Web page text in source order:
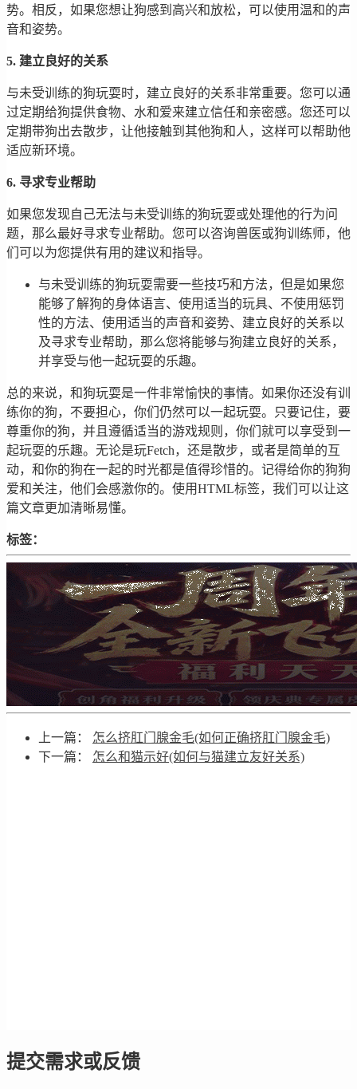
势。相反，如果您想让狗感到高兴和放松，可以使用温和的声
音和姿势。
5. 建立良好的关系
与未受训练的狗玩耍时，建立良好的关系非常重要。您可以通
过定期给狗提供食物、水和爱来建立信任和亲密感。您还可以
定期带狗出去散步，让他接触到其他狗和人，这样可以帮助他
适应新环境。
6. 寻求专业帮助
如果您发现自己无法与未受训练的狗玩耍或处理他的行为问
题，那么最好寻求专业帮助。您可以咨询兽医或狗训练师，他
们可以为您提供有用的建议和指导。
与未受训练的狗玩耍需要一些技巧和方法，但是如果您
能够了解狗的身体语言、使用适当的玩具、不使用惩罚
性的方法、使用适当的声音和姿势、建立良好的关系以
及寻求专业帮助，那么您将能够与狗建立良好的关系，
并享受与他一起玩耍的乐趣。
总的来说，和狗玩耍是一件非常愉快的事情。如果你还没有训
练你的狗，不要担心，你们仍然可以一起玩耍。只要记住，要
尊重你的狗，并且遵循适当的游戏规则，你们就可以享受到一
起玩耍的乐趣。无论是玩Fetch，还是散步，或者是简单的互
动，和你的狗在一起的时光都是值得珍惜的。记得给你的狗狗
爱和关注，他们会感激你的。使用HTML标签，我们可以让这
篇文章更加清晰易懂。
标签：
上一篇： 怎么挤肛门腺金毛(如何正确挤肛门腺金毛)
下一篇： 怎么和猫示好(如何与猫建立友好关系)
提交需求或反馈